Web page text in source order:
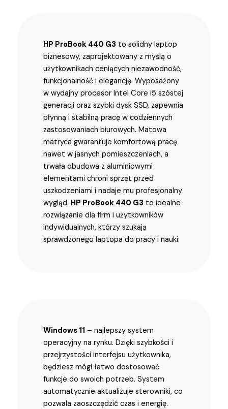
HP ProBook 440 G3 to solidny laptop
biznesowy, zaprojektowany z myślą o
użytkownikach ceniących niezawodność,
funkcjonalność i elegancję. Wyposażony
w wydajny procesor Intel Core i5 szóstej
generacji oraz szybki dysk SSD, zapewnia
płynną i stabilną pracę w codziennych
zastosowaniach biurowych. Matowa
matryca gwarantuje komfortową pracę
nawet w jasnych pomieszczeniach, a
trwała obudowa z aluminiowymi
elementami chroni sprzęt przed
uszkodzeniami i nadaje mu profesjonalny
wygląd. HP ProBook 440 G3 to idealne
rozwiązanie dla firm i użytkowników
indywidualnych, którzy szukają
sprawdzonego laptopa do pracy i nauki.
Windows 11 – najlepszy system
operacyjny na rynku. Dzięki szybkości i
przejrzystości interfejsu użytkownika,
będziesz mógł łatwo dostosować
funkcje do swoich potrzeb. System
automatycznie aktualizuje sterowniki, co
pozwala zaoszczędzić czas i energię.